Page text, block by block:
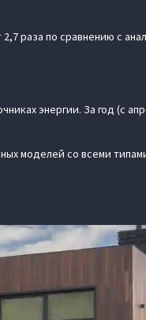
раза по сравнению с
энергии. За год (с
моделей со всеми